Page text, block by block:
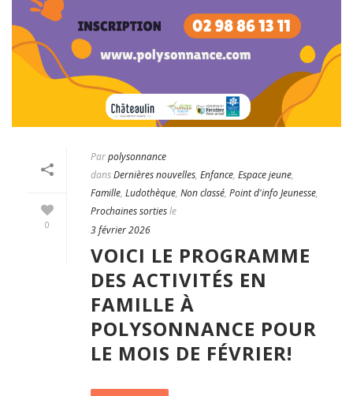
0
Parpolysonnance
dansDernières nouvelles, Enfance, Espace jeune,
Famille, Ludothèque, Non classé, Point d'info Jeunesse,
Prochaines sortiesle
3 février 2026
VOICI LE PROGRAMME
DES ACTIVITÉS EN
FAMILLE À
POLYSONNANCE POUR
LE MOIS DE FÉVRIER!